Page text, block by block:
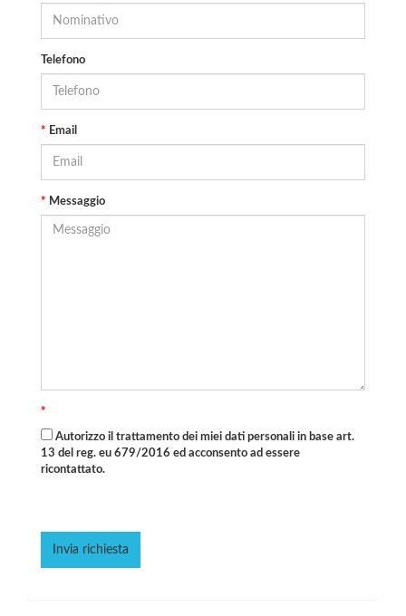
Telefono
* Email
* Messaggio
*
Autorizzo il trattamento dei miei dati personali in base art.
13 del reg. eu 679/2016 ed acconsento ad essere
ricontattato.